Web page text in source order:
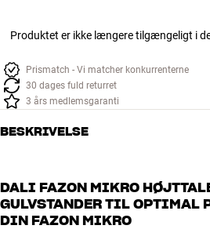
Produktet er ikke længere tilgængeligt i
Prismatch - Vi matcher konkurrenterne
30 dages fuld returret
3 års medlemsgaranti
BESKRIVELSE
DALI FAZON MIKRO
GULVSTANDER TIL OPTIMAL
DIN FAZON MIKRO